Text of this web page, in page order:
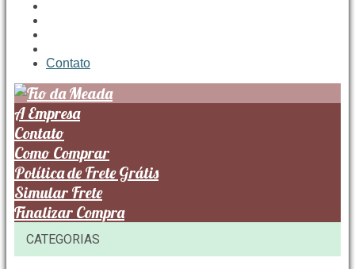
Contato
A Empresa
Contato
Como Comprar
Política de Frete Grátis
Simular Frete
Finalizar Compra
CATEGORIAS